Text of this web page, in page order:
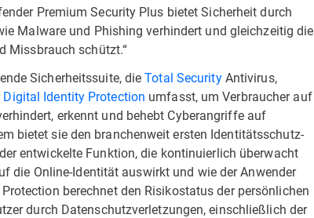
Premium Security Plus bietet Sicherheit durch
Malware und Phishing verhindert und gleichzeitig die
Missbrauch schützt.“
Sicherheitssuite, dieTotal SecurityAntivirus,
Digital Identity Protection umfasst, um Verbraucher auf
erkennt und behebt Cyberangriffe auf
bietet sie den branchenweit ersten Identitätsschutz-
entwickelte Funktion, die kontinuierlich überwacht
die Online-Identität auswirkt und wie der Anwender
berechnet den Risikostatus der persönlichen
durch Datenschutzverletzungen, einschließlich der